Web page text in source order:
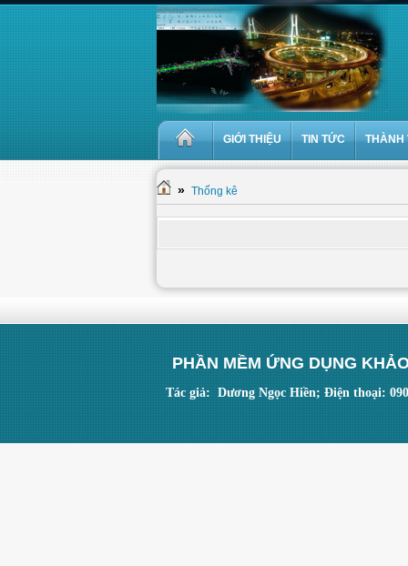
GIỚI THIỆU TIN TỨC THÀNH
» Thống kê
PHẦN MỀM ỨNG DỤNG
Tác giả: Dương Ngọc Hiền; Điện thoại: